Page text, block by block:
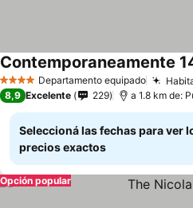
4 EstrellasDepartamento equipado
Contemporaneamente
8,9 Excelente 229 a 1.8 km de:
Seleccioná las fechas para ver
precios exactos
Opción popular